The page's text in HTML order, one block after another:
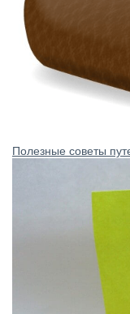
Полезные советы